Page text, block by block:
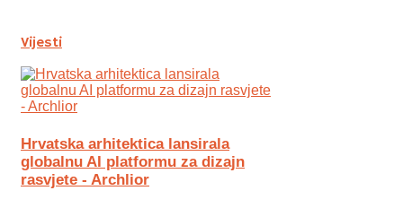
Vijesti
Hrvatska arhitektica lansirala
globalnu AI platformu za dizajn
rasvjete - Archlior